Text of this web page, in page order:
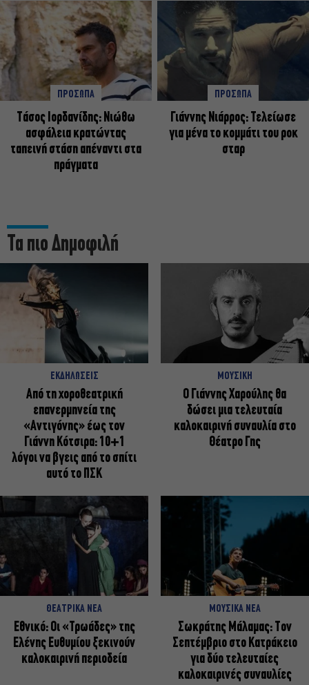
ΠΡΟΣΩΠΑ
Tάσος Ιορδανίδης: Νιώθω
ασφάλεια κρατώντας
ταπεινή στάση απέναντι στα
πράγματα
ΠΡΟΣΩΠΑ
Γιάννης Νιάρρος: Τελείωσε
για μένα το κομμάτι του ροκ
σταρ
Τα πιο Δημοφιλή
ΕΚΔΗΛΩΣΕΙΣ
Από τη χοροθεατρική
επανερμηνεία της
«Αντιγόνης» έως τον
Γιάννη Κότσιρα: 10+1
λόγοι να βγεις από το σπίτι
αυτό το ΠΣΚ
ΜΟΥΣΙΚΗ
Ο Γιάννης Χαρούλης θα
δώσει μια τελευταία
καλοκαιρινή συναυλία στο
Θέατρο Γης
ΘΕΑΤΡΙΚΑ ΝΕΑ
Εθνικό: Οι «Τρωάδες» της
Ελένης Ευθυμίου ξεκινούν
καλοκαιρινή περιοδεία
ΜΟΥΣΙΚΑ ΝΕΑ
Σωκράτης Μάλαμας: Τον
Σεπτέμβριο στο Κατράκειο
για δύο τελευταίες
καλοκαιρινές συναυλίες